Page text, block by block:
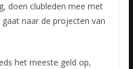
doen clubleden mee met
naar de projecten van
het meeste geld op,